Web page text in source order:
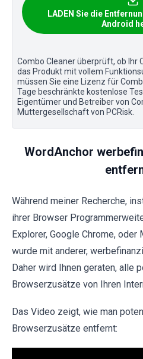
LADEN Sie die
Android
Combo Cleaner überprüft, ob Ihr
das Produkt mit vollem
müssen Sie eine Lizenz für
Tage beschränkte kostenlose
Eigentümer und Betreiber von
Muttergesellschaft von PCRisk.
WordAnchor
Während meiner Recherche,
ihrer Browser
Explorer, Google Chrome,
wurde mit anderer,
Daher wird Ihnen geraten, alle
Browserzusätze von Ihren
Das Video zeigt, wie man
Browserzusätze entfernt: